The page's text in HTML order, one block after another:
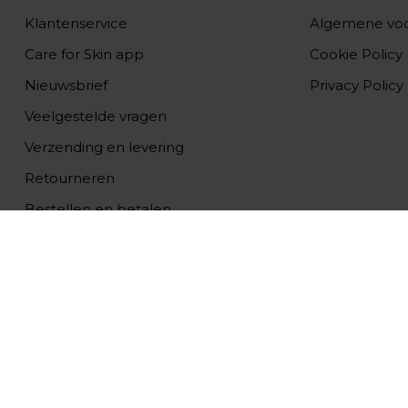
Klantenservice
Care for Skin app
Nieuwsbrief
Veelgestelde vragen
Verzending en levering
Retourneren
Bestellen en betalen
Algemene
Cookie Policy
Privacy Policy